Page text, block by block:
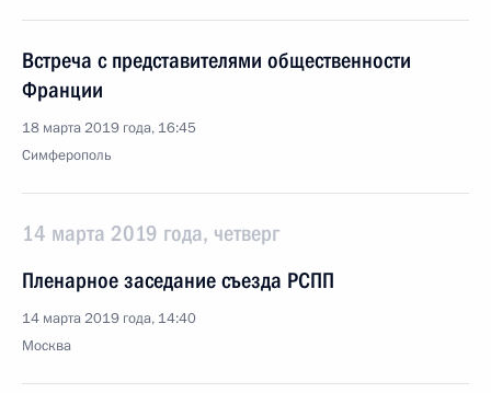
Встреча с представителями общественности
Франции
18 марта 2019 года, 16:45
Симферополь
14 марта 2019 года, четверг
Пленарное заседание съезда РСПП
14 марта 2019 года, 14:40
Москва